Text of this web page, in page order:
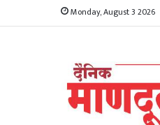
Monday, August 3 2026